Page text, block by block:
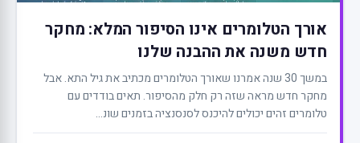
אורך הטלומרים אינו הסיפור המלא: מחקר
חדש משנה את ההבנה שלנו
במשך 30 שנה אמרנו שאורך הטלומרים מכתיב את גיל התא. אבל
מחקר חדש מראה שזה רק חלק מהסיפור. תאים בודדים עם
טלומרים זהים יכולים להיכנס לסנסנציה בזמנים שונ...